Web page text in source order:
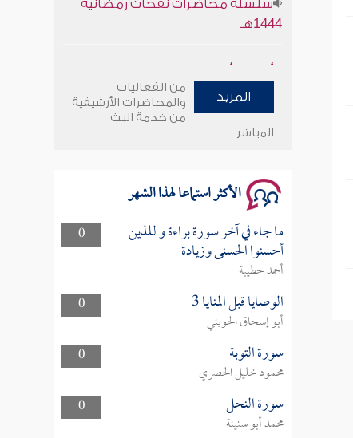
1444هـ
وأمنهم من خوف 9
سلسلة محاضرات نفحات رمضانية
المزيد
من الفعاليات
والمحاضرات الأرشيفية
من خدمة البث
المباشر
الأكثر استماعا لهذا الشهر
0 ما جاء في آخر سورة براءة و للذين
أحسنوا الحسنى وزيادة
أحمد حطيبة
0
الوصايا قبل المنايا 3
أبو إسحاق الحويني
0
سورة التوبة
محمود خليل الحصري
0
سورة النحل
محمد أبو سنينة